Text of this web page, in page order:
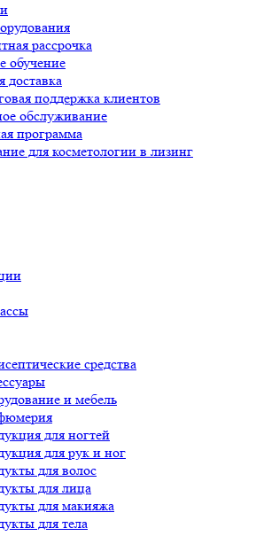
рассрочка
обучение
доставка
поддержка клиентов
обслуживание
программа
для косметологии в лизинг
средства
и мебель
для ногтей
для рук и ног
для волос
для лица
для макияжа
для тела